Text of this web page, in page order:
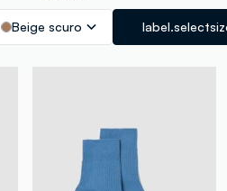
Beige scuro